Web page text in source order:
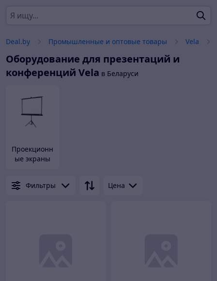
Deal.by Промышленные и оптовые товары Vela
Оборудование для презентаций и
конференций Vela в Беларуси
Проекционн
ые экраны
Фильтры Цена